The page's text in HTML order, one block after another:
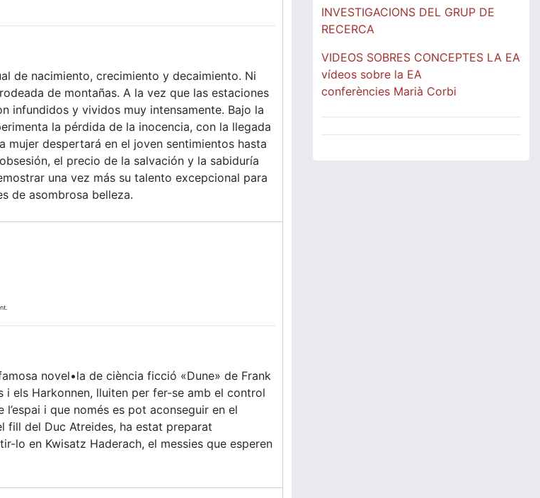
de nacimiento, crecimiento y decaimiento. Ni
de montañas. A la vez que las estaciones
infundidos y vividos muy intensamente. Bajo la
la pérdida de la inocencia, con la llegada
despertará en el joven sentimientos hasta
el precio de la salvación y la sabiduría
una vez más su talento excepcional para
de asombrosa belleza.
novel•la de ciència ficció «Dune» de Frank
i els Harkonnen, lluiten per fer-se amb el control
i que només es pot aconseguir en el
fill del Duc Atreides, ha estat preparat
lo en Kwisatz Haderach, el messies que esperen
INVESTIGACIONS DEL GRUP DE
RECERCA
VIDEOS SOBRES CONCEPTES LA EA
vídeos sobre la EA
conferències Marià Corbi